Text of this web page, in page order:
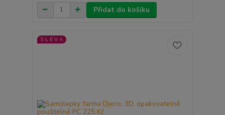
Přidat do košíku
S L E V A